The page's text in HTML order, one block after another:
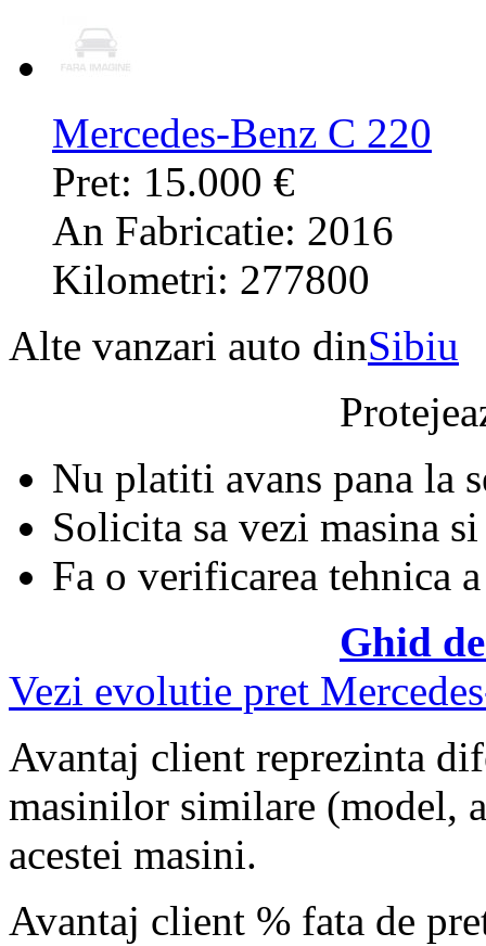
Mercedes-Benz C 220
Pret: 15.000 €
An Fabricatie: 2016
Kilometri: 277800
Alte vanzari auto dinSibiu
Nu platiti avans pana la
Solicita sa vezi masina si
Fa o verificarea tehnica
Ghid
Vezi evolutie pret
Avantaj client reprezinta
masinilor similare (model,
acestei masini.
Avantaj client % fata de